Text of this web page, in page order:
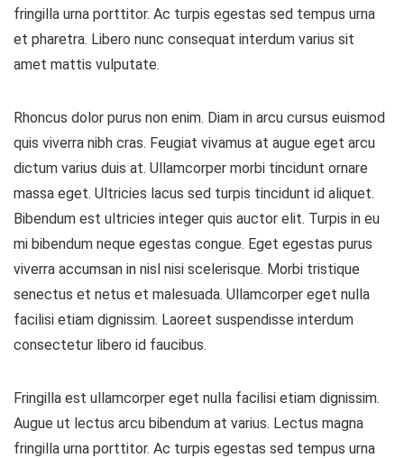
fringilla urna porttitor. Ac turpis egestas sed tempus urna
et pharetra. Libero nunc consequat interdum varius sit
amet mattis vulputate.
Rhoncus dolor purus non enim. Diam in arcu cursus euismod
quis viverra nibh cras. Feugiat vivamus at augue eget arcu
dictum varius duis at. Ullamcorper morbi tincidunt ornare
massa eget. Ultricies lacus sed turpis tincidunt id aliquet.
Bibendum est ultricies integer quis auctor elit. Turpis in eu
mi bibendum neque egestas congue. Eget egestas purus
viverra accumsan in nisl nisi scelerisque. Morbi tristique
senectus et netus et malesuada. Ullamcorper eget nulla
facilisi etiam dignissim. Laoreet suspendisse interdum
consectetur libero id faucibus.
Fringilla est ullamcorper eget nulla facilisi etiam dignissim.
Augue ut lectus arcu bibendum at varius. Lectus magna
fringilla urna porttitor. Ac turpis egestas sed tempus urna